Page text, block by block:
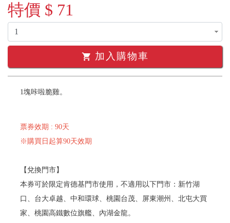
特價 $ 71
shopping_cart 加入購物車
1塊咔啦脆雞。
票券效期 : 90天
※購買日起算90天效期
【兌換門市】
本券可於限定肯德基門市使用，不適用以下門市：新竹湖
口、台大卓越、中和環球、桃園台茂、屏東潮州、北屯大買
家、桃園高鐵數位旗艦、內湖金龍。